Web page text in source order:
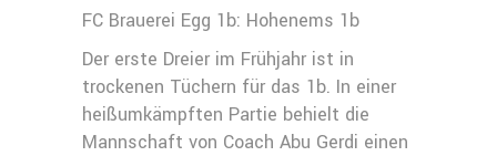
FC Brauerei Egg 1b: Hohenems 1b
Der erste Dreier im Frühjahr ist in
trockenen Tüchern für das 1b. In einer
heißumkämpften Partie behielt die
Mannschaft von Coach Abu Gerdi einen